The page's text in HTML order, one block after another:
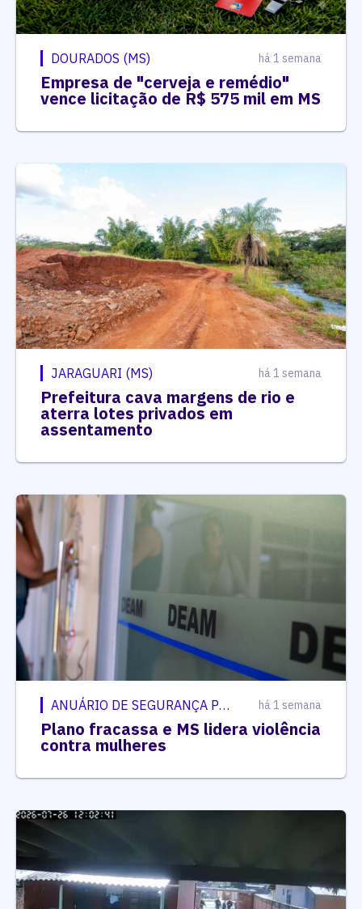
DOURADOS (MS) há 1 semana
Empresa de "cerveja e remédio"
vence licitação de R$ 575 mil em MS
JARAGUARI (MS) há 1 semana
Prefeitura cava margens de rio e
aterra lotes privados em
assentamento
ANUÁRIO DE SEGURANÇA PÚBLICA há 1 semana
Plano fracassa e MS lidera violência
contra mulheres